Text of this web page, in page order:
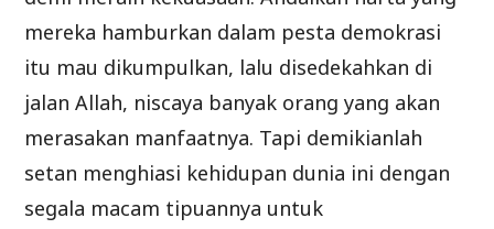
mereka hamburkan dalam pesta demokrasi
itu mau dikumpulkan, lalu disedekahkan di
jalan Allah, niscaya banyak orang yang akan
merasakan manfaatnya. Tapi demikianlah
setan menghiasi kehidupan dunia ini dengan
segala macam tipuannya untuk